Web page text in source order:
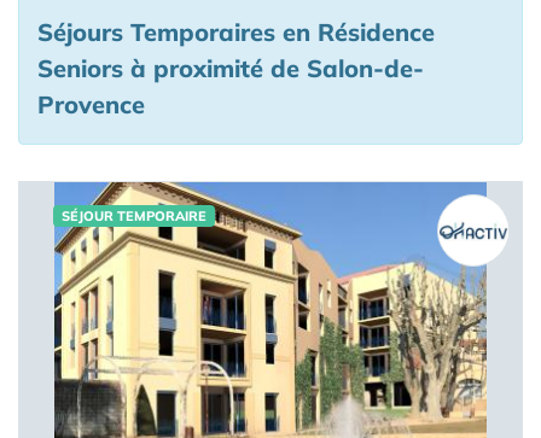
Séjours Temporaires en Résidence
Seniors à proximité de Salon-de-
Provence
SÉJOUR TEMPORAIRE